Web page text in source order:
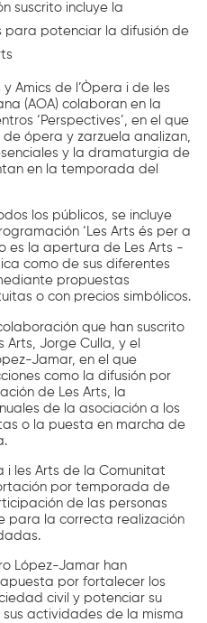
suscrito incluye la
para potenciar la difusión de
y Amics de l’Òpera i de les
(AOA) colaboran en la
‘Perspectives’, en el que
ópera y zarzuela analizan,
y la dramaturgia de
en la temporada del
los públicos, se incluye
‘Les Arts és per a
es la apertura de Les Arts -
como de sus diferentes
propuestas
o con precios simbólicos.
que han suscrito
Arts, Jorge Culla, y el
Jamar, en el que
como la difusión por
de Les Arts, la
de la asociación a los
o la puesta en marcha de
i les Arts de la Comunitat
por temporada de
de las personas
para la correcta realización
López-Jamar han
por fortalecer los
civil y potenciar su
actividades de la misma